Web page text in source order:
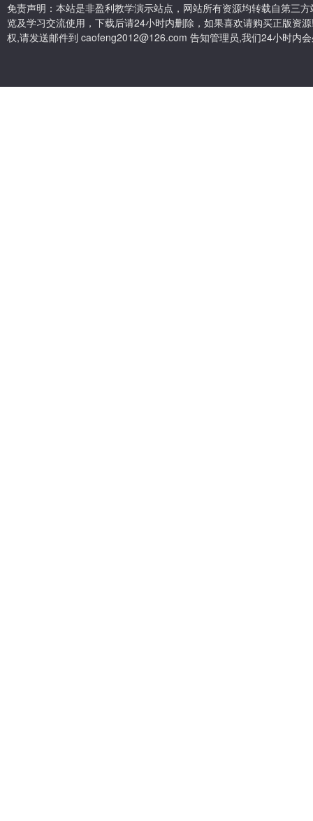
免责声明：本站是非盈利教学演示站点，网站所有资源均转载自第三
览及学习交流使用，下载后请24小时内删除，如果喜欢请购买正版资
权,请发送邮件到 caofeng2012@126.com 告知管理员,我们24小时内